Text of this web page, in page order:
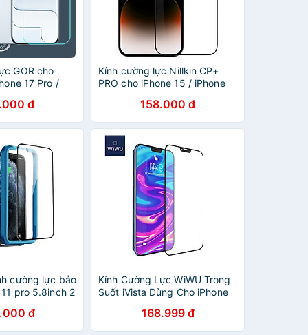
GOR cho
17 Pro /
đ
Kính cường lực Nillkin CP+
PRO cho iPhone 15 / iPhone
iPhone 15 Pro Max - Hàng
Chính Hãng
158.000 đ
cường lực bảo
pro 5.8inch 2
đ
Kính Cường Lực WiWU Trong
Suốt iVista Dùng Cho iPhone
Hàng Chính Hãng
168.999 đ